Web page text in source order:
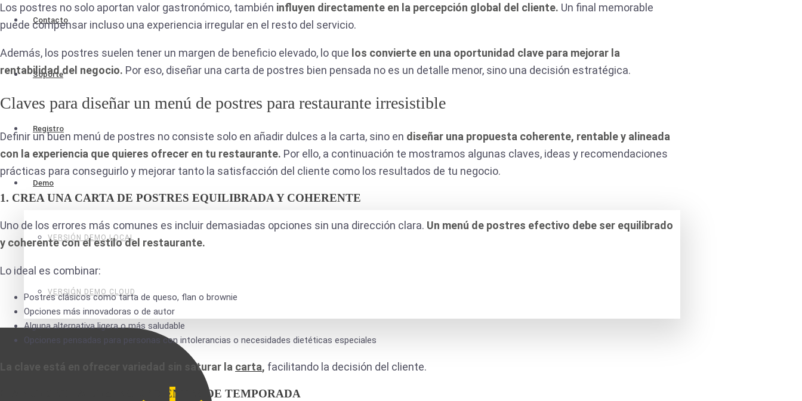
Contacto
Soporte
Registro
Demo
VERSIÓN DEMO LOCAL
VERSIÓN DEMO CLOUD
Los postres no solo aportan valor gastronómico, también influyen directamente en la percepción global del cliente. Un final memorable
puede compensar incluso una experiencia irregular en el resto del servicio.
Además, los postres suelen tener un margen de beneficio elevado, lo que los convierte en una oportunidad clave para mejorar la
rentabilidad del negocio. Por eso, diseñar una carta de postres bien pensada no es un detalle menor, sino una decisión estratégica.
Claves para diseñar un menú de postres para restaurante irresistible
Definir un buen menú de postres no consiste solo en añadir dulces a la carta, sino en diseñar una propuesta coherente, rentable y alineada
con la experiencia que quieres ofrecer en tu restaurante. Por ello, a continuación te mostramos algunas claves, ideas y recomendaciones
prácticas para conseguirlo y mejorar tanto la satisfacción del cliente como los resultados de tu negocio.
1. CREA UNA CARTA DE POSTRES EQUILIBRADA Y COHERENTE
Uno de los errores más comunes es incluir demasiadas opciones sin una dirección clara. Un menú de postres efectivo debe ser equilibrado
y coherente con el estilo del restaurante.
Lo ideal es combinar:
Postres clásicos como tarta de queso, flan o brownie
Opciones más innovadoras o de autor
Alguna alternativa ligera o más saludable
Opciones pensadas para personas con intolerancias o necesidades dietéticas especiales
La clave está en ofrecer variedad sin saturar la carta, facilitando la decisión del cliente.
2. APROVECHA LOS INGREDIENTES DE TEMPORADA